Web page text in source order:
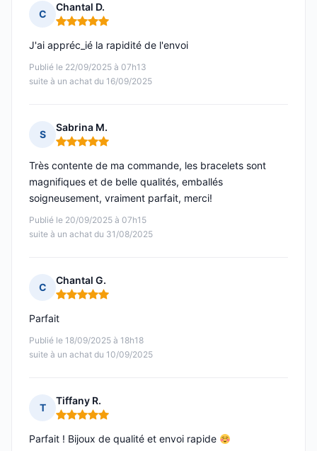
C
Chantal D.
Note : 5 sur 5
Publié le 22/09/2025 à 07h13
suite à un achat du 16/09/2025
J'ai appréc_ié la rapidité de l'envoi
S
Sabrina M.
Note : 5 sur 5
Publié le 20/09/2025 à 07h15
suite à un achat du 31/08/2025
Très contente de ma commande, les bracelets sont
magnifiques et de belle qualités, emballés
soigneusement, vraiment parfait, merci!
C
Chantal G.
Note : 5 sur 5
Publié le 18/09/2025 à 18h18
suite à un achat du 10/09/2025
Parfait
T
Tiffany R.
Note : 5 sur 5
Parfait ! Bijoux de qualité et envoi rapide